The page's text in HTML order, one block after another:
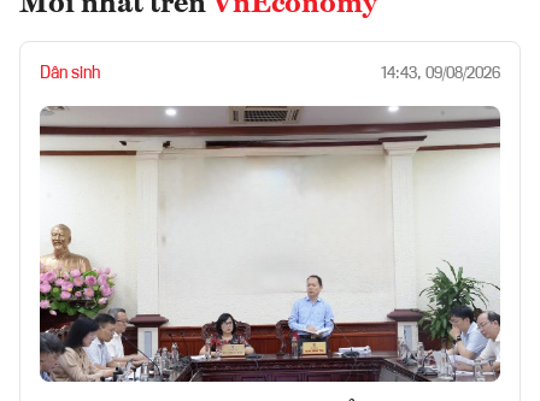
Dân sinh 14:43, 09/08/2026